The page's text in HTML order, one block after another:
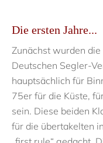
Die ersten Jahre...
Zunächst wurden
Deutschen Segler-
hauptsächlich für
75er für die Küste,
sein. Diese beiden
für die übertakelten